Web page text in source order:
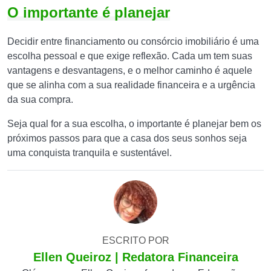
O importante é planejar
Decidir entre financiamento ou consórcio imobiliário é uma
escolha pessoal e que exige reflexão. Cada um tem suas
vantagens e desvantagens, e o melhor caminho é aquele
que se alinha com a sua realidade financeira e a urgência
da sua compra.
Seja qual for a sua escolha, o importante é planejar bem os
próximos passos para que a casa dos seus sonhos seja
uma conquista tranquila e sustentável.
ESCRITO POR
Ellen Queiroz | Redatora Financeira